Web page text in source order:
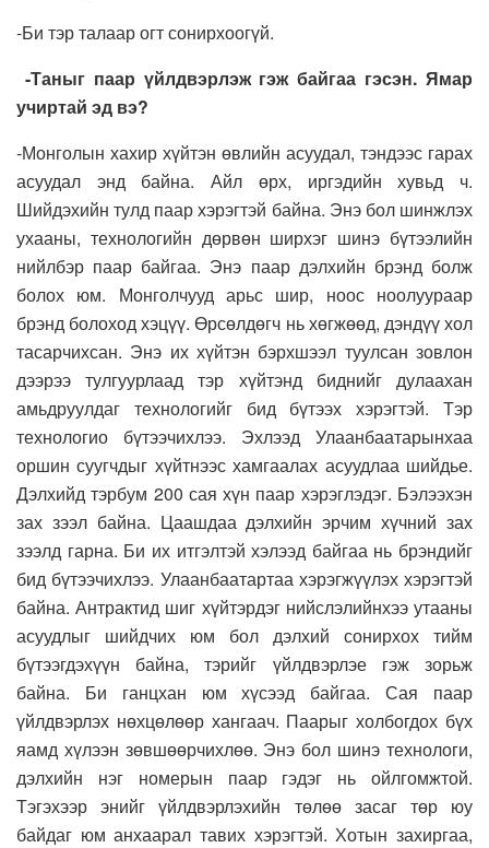
-Би тэр талаар огт сонирхоогүй.
-Таныг паар үйлдвэрлэж гэж байгаа гэсэн. Ямар
учиртай эд вэ?
-Монголын хахир хүйтэн өвлийн асуудал, тэндээс гарах
асуудал энд байна. Айл өрх, иргэдийн хувьд ч.
Шийдэхийн тулд паар хэрэгтэй байна. Энэ бол шинжлэх
ухааны, технологийн дөрвөн ширхэг шинэ бүтээлийн
нийлбэр паар байгаа. Энэ паар дэлхийн брэнд болж
болох юм. Монголчууд арьс шир, ноос ноолуураар
брэнд болоход хэцүү. Өрсөлдөгч нь хөгжөөд, дэндүү хол
тасарчихсан. Энэ их хүйтэн бэрхшээл туулсан зовлон
дээрээ тулгуурлаад тэр хүйтэнд биднийг дулаахан
амьдруулдаг технологийг бид бүтээх хэрэгтэй. Тэр
технологио бүтээчихлээ. Эхлээд Улаанбаатарынхаа
оршин суугчдыг хүйтнээс хамгаалах асуудлаа шийдье.
Дэлхийд тэрбум 200 сая хүн паар хэрэглэдэг. Бэлээхэн
зах зээл байна. Цаашдаа дэлхийн эрчим хүчний зах
зээлд гарна. Би их итгэлтэй хэлээд байгаа нь брэндийг
бид бүтээчихлээ. Улаанбаатартаа хэрэгжүүлэх хэрэгтэй
байна. Антрактид шиг хүйтэрдэг нийслэлийнхээ утааны
асуудлыг шийдчих юм бол дэлхий сонирхох тийм
бүтээгдэхүүн байна, тэрийг үйлдвэрлэе гэж зорьж
байна. Би ганцхан юм хүсээд байгаа. Сая паар
үйлдвэрлэх нөхцөлөөр хангаач. Паарыг холбогдох бүх
яамд хүлээн зөвшөөрчихлөө. Энэ бол шинэ технологи,
дэлхийн нэг номерын паар гэдэг нь ойлгомжтой.
Тэгэхээр энийг үйлдвэрлэхийн төлөө засаг төр юу
байдаг юм анхаарал тавих хэрэгтэй. Хотын захиргаа,